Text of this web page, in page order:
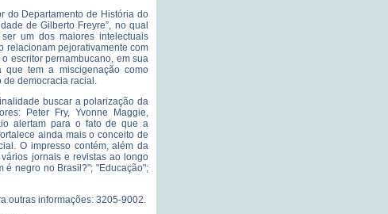
do Departamento de História do
de Gilberto Freyre”, no qual
um dos maiores intelectuais
relacionam pejorativamente com
escritor pernambucano, em sua
tem a miscigenação como
de democracia racial.
buscar a polarização da
Peter Fry, Yvonne Maggie,
alertam para o fato de que a
ainda mais o conceito de
O impresso contém, além da
jornais e revistas ao longo
é negro no Brasil?"; "Educação";
outras informações: 3205-9002.